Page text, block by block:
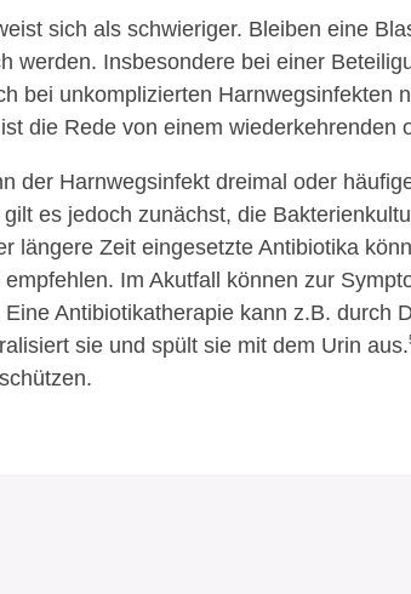
sich als schwieriger. Bleiben eine
werden. Insbesondere bei einer
bei unkomplizierten Harnwegsinfekten
die Rede von einem wiederkehrenden
der Harnwegsinfekt dreimal oder
es jedoch zunächst, die
längere Zeit eingesetzte Antibiotika
Im Akutfall können zur
Antibiotikatherapie kann z.B. durch
sie und spült sie mit dem Urin aus.